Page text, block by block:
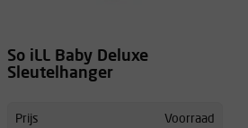
So iLL Baby Deluxe
Sleutelhanger
Prijs Voorraad